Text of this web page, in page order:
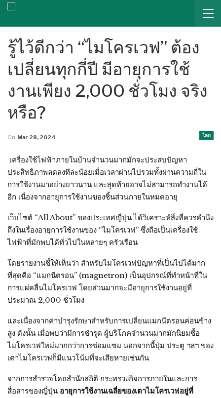
รู้ไว้ดีกว่า “ไมโครเวฟ” ต้อง
เปลี่ยนทุกกี่ปี มีอายุการใช้
งานเพียง 2,000 ชั่วโมง จริง
หรือ?
โลก
On Mar 28, 2024
เครื่องใช้ไฟฟ้าภายในบ้านจำนวนมากมักจะประสบปัญหา
ประสิทธิภาพลดลงทีละน้อยเมื่อเวลาผ่านไปรวมทั้งผ่านความถี่ใน
การใช้งานมาอย่างยาวนาน และสุดท้ายอาจไม่สามารถทำงานได้
อีก เนื่องจากอายุการใช้งานของชิ้นส่วนภายในหมดอายุ
เว็บไซต์ “All About” ของประเทศญี่ปุ่น ได้วิเคราะห์สิ่งที่ควรคำนึง
ถึงในเรื่องอายุการใช้งานของ “ไมโครเวฟ” ซึ่งถือเป็นเครื่องใช้
ไฟฟ้าที่มักพบได้ทั่วไปในหลายๆ ครัวเรือน
โดยรายงานชี้ให้เห็นว่า สำหรับไมโครเวฟปัญหาที่เป็นไปได้มาก
ที่สุดคือ “แมกนีตรอน” (magnetron) เป็นอุปกรณ์ที่ทำหน้าที่ใน
การแผ่คลื่นไมโครเวฟ โดยส่วนมากจะมีอายุการใช้งานอยู่ที่
ประมาณ 2,000 ชั่วโมง
และเนื่องจากค่าบำรุงรักษาสำหรับการเปลี่ยนแมกนีตรอนค่อนข้าง
สูง ดังนั้น เมื่อพบว่ามีการชำรุด ผู้บริโภคจำนวนมากมักนิยมซื้อ
ไมโครเวฟใหม่มากกว่าการซ่อมแซม นอกจากนี้ปุ่ม ประตู ฯลฯ ของ
เตาไมโครเวฟก็มีแนวโน้มที่จะเสียหายเช่นกัน
จากการสำรวจโดยสำนักสถิติ กระทรวงกิจการภายในและการ
สื่อสารของญี่ปุ่น อายุการใช้งานเฉลี่ยของเตาไมโครเวฟอยู่ที่